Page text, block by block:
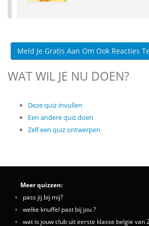
Meld Je Gratis Aan Om Ook Reacties
WAT WIL JE NU DOEN?
Deze quiz invullen
Een andere quiz doen
Zelf een quiz ontwerpen
Meer quizzen:
pass jij bij mij?
welke knuffel past bij jou ?
wat is jouw club uit eerste klasse belgie van